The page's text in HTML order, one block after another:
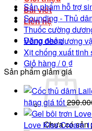
Bài viết
Liên hệ
Đăng nhập
Giỏ hàng /0 ₫
Chưa có sản
Sản phẩm hỗ trợ
Sounding - Thủ
Thuốc cường
Vòng đeo dương
Xịt chống xuất tinh
Sản phẩm giảm giá
hãng giá tốt
Love Kiss Cream